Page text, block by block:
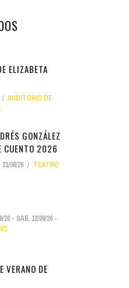
ELIZABETA
AUDITORIO DE
GONZÁLEZ
CUENTO 2026
08/26
TEATRO
26 - SÁB, 12/09/26 -
VERANO DE